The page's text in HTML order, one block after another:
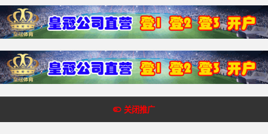
关闭推广
Copyright @2018-2022 皇冠体育网 版权所有